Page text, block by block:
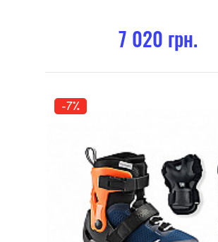
7 020 грн.
-7%